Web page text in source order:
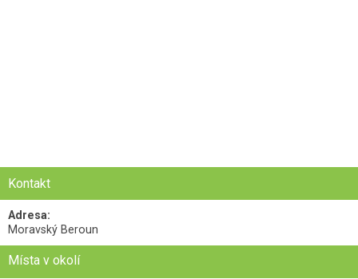
Kontakt
Adresa:
Moravský Beroun
Místa v okolí